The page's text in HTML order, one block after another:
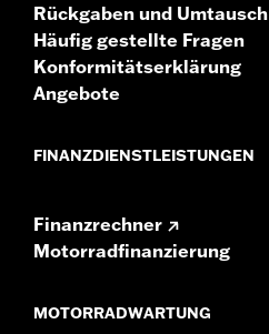
Rückgaben und Umtausch
Häufig gestellte Fragen
Konformitätserklärung
Angebote
FINANZDIENSTLEISTUNGEN
Finanzrechner
Motorradfinanzierung
MOTORRADWARTUNG